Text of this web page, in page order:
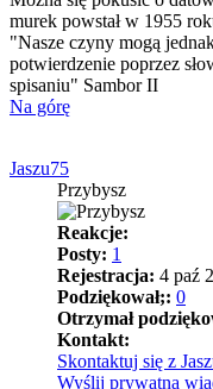
murek powstał w 1955
"Nasze czyny mogą
potwierdzenie poprzez
spisaniu" Sambor II
Na górę
Jaszu75
Przybysz
Reakcje:
Posty: 1
Rejestracja: 4 paź
Podziękował;: 0
Otrzymał
Kontakt:
Skontaktuj się z
Wyślij prywatną